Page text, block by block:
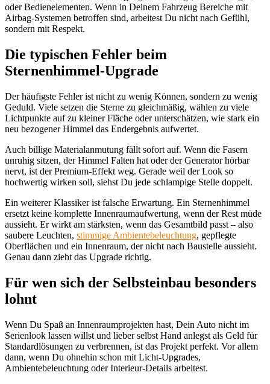
oder Bedienelementen. Wenn in Deinem Fahrzeug Bereiche mit
Airbag-Systemen betroffen sind, arbeitest Du nicht nach Gefühl,
sondern mit Respekt.
Die typischen Fehler beim
Sternenhimmel-Upgrade
Der häufigste Fehler ist nicht zu wenig Können, sondern zu wenig
Geduld. Viele setzen die Sterne zu gleichmäßig, wählen zu viele
Lichtpunkte auf zu kleiner Fläche oder unterschätzen, wie stark ein
neu bezogener Himmel das Endergebnis aufwertet.
Auch billige Materialanmutung fällt sofort auf. Wenn die Fasern
unruhig sitzen, der Himmel Falten hat oder der Generator hörbar
nervt, ist der Premium-Effekt weg. Gerade weil der Look so
hochwertig wirken soll, siehst Du jede schlampige Stelle doppelt.
Ein weiterer Klassiker ist falsche Erwartung. Ein Sternenhimmel
ersetzt keine komplette Innenraumaufwertung, wenn der Rest müde
aussieht. Er wirkt am stärksten, wenn das Gesamtbild passt – also
saubere Leuchten, stimmige Ambientebeleuchtung, gepflegte
Oberflächen und ein Innenraum, der nicht nach Baustelle aussieht.
Genau dann zieht das Upgrade richtig.
Für wen sich der Selbsteinbau besonders
lohnt
Wenn Du Spaß an Innenraumprojekten hast, Dein Auto nicht im
Serienlook lassen willst und lieber selbst Hand anlegst als Geld für
Standardlösungen zu verbrennen, ist das Projekt perfekt. Vor allem
dann, wenn Du ohnehin schon mit Licht-Upgrades,
Ambientebeleuchtung oder Interieur-Details arbeitest.